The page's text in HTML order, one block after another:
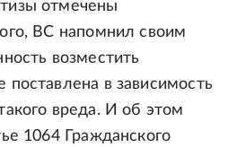
отмечены
ВС напомнил своим
возместить
в зависимость
вреда. И об этом
1064 Гражданского